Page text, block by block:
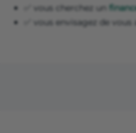
✅ vous cherchez un
✅ vous envisagez de